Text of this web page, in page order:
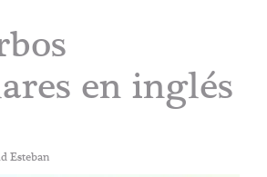
en inglés
Esteban